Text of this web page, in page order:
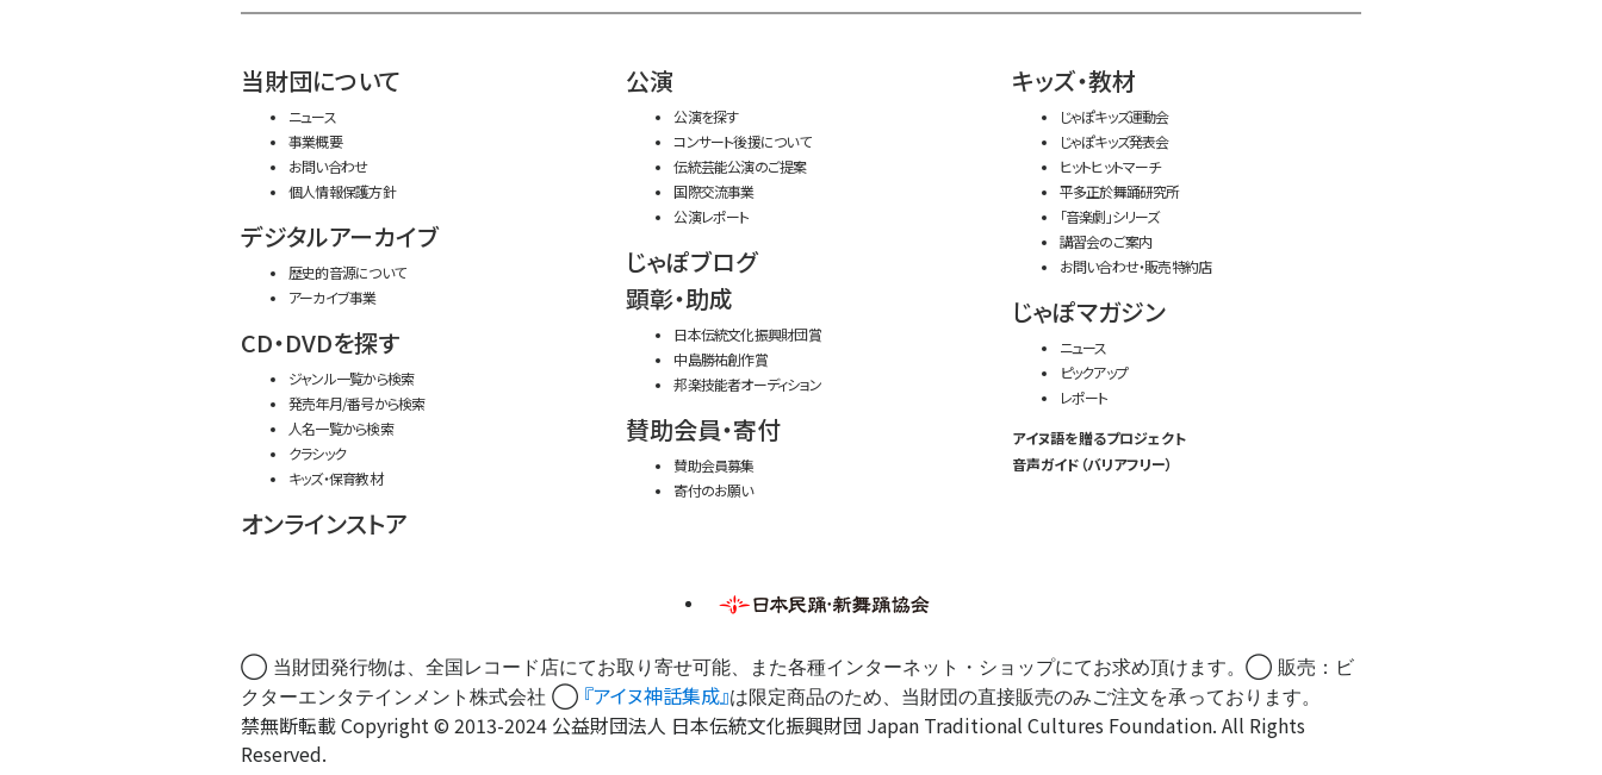
当財団について
ニュース
事業概要
お問い合わせ
個人情報保護方針
デジタルアーカイブ
歴史的音源について
アーカイブ事業
CD・DVDを探す
ジャンル一覧から検索
発売年月/番号から検索
人名一覧から検索
クラシック
キッズ・保育教材
オンラインストア
公演
公演を探す
コンサート後援について
伝統芸能公演のご提案
国際交流事業
公演レポート
じゃぽブログ
顕彰・助成
日本伝統文化振興財団賞
中島勝祐創作賞
邦楽技能者オーディション
賛助会員・寄付
賛助会員募集
寄付のお願い
キッズ・教材
じゃぽキッズ運動会
じゃぽキッズ発表会
ヒットヒットマーチ
平多正於舞踊研究所
「音楽劇」シリーズ
講習会のご案内
お問い合わせ・販売特約店
じゃぽマガジン
ニュース
ピックアップ
レポート
アイヌ語を贈るプロジェクト
音声ガイド（バリアフリー）
◯ 当財団発行物は、全国レコード店にてお取り寄せ可能、また各種インターネット・ショップにてお求め頂けます。◯ 販売：ビ
クターエンタテインメント株式会社 ◯ 『アイヌ神話集成』は限定商品のため、当財団の直接販売のみご注文を承っております。
禁無断転載 Copyright © 2013-2024 公益財団法人 日本伝統文化振興財団 Japan Traditional Cultures Foundation. All Rights
Reserved.